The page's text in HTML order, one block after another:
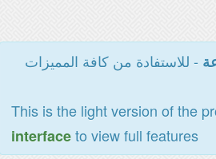
- للاستفادة من كافة المميزات
This is the light version of the
interfaceto view full features